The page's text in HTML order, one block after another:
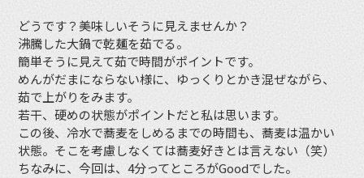
どうです？美味しいそうに見えませんか？
沸騰した大鍋で乾麺を茹でる。
簡単そうに見えて茹で時間がポイントです。
めんがだまにならない様に、ゆっくりとかき混ぜながら、
茹で上がりをみます。
若干、硬めの状態がポイントだと私は思います。
この後、冷水で蕎麦をしめるまでの時間も、蕎麦は温かい
状態。そこを考慮しなくては蕎麦好きとは言えない（笑）
ちなみに、今回は、4分ってところがGoodでした。